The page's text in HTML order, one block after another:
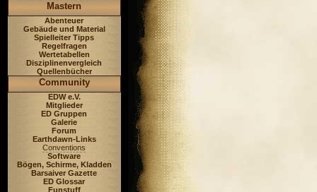
Mastern
Abenteuer
Gebäude und Material
Spielleiter Tipps
Regelfragen
Wertetabellen
Disziplinenvergleich
Quellenbücher
Community
EDW e.V.
Mitglieder
ED Gruppen
Galerie
Forum
Earthdawn-Links
Conventions
Software
Bögen, Schirme, Kladden
Barsaiver Gazette
ED Glossar
Funstuff